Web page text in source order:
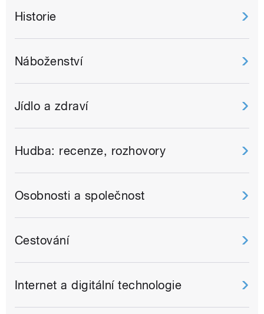
Historie
Náboženství
Jídlo a zdraví
Hudba: recenze, rozhovory
Osobnosti a společnost
Cestování
Internet a digitální technologie